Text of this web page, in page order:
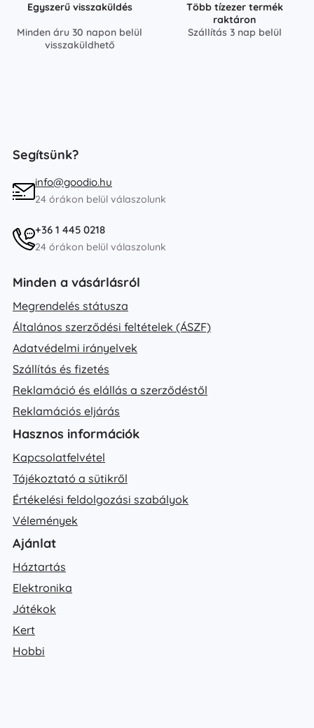
Egyszerű visszaküldés
Minden áru 30 napon belül
visszaküldhető
Több tízezer termék
raktáron
Szállítás 3 nap belül
Segítsünk?
info@goodio.hu
24 órákon belül válaszolunk
+36 1 445 0218
24 órákon belül válaszolunk
Minden a vásárlásról
Megrendelés státusza
Általános szerződési feltételek (ÁSZF)
Adatvédelmi irányelvek
Szállítás és fizetés
Reklamáció és elállás a szerződéstől
Reklamációs eljárás
Hasznos információk
Kapcsolatfelvétel
Tájékoztató a sütikről
Értékelési feldolgozási szabályok
Vélemények
Ajánlat
Háztartás
Elektronika
Játékok
Kert
Hobbi